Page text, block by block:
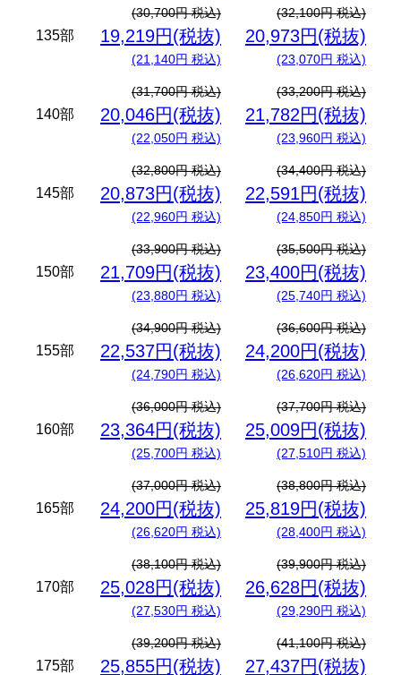
135部
(30,700円 税込)
19,219円(税抜)
(21,140円 税込)
(32,100円 税込)
20,973円(税抜)
(23,070円 税込)
140部
(31,700円 税込)
20,046円(税抜)
(22,050円 税込)
(33,200円 税込)
21,782円(税抜)
(23,960円 税込)
145部
(32,800円 税込)
20,873円(税抜)
(22,960円 税込)
(34,400円 税込)
22,591円(税抜)
(24,850円 税込)
150部
(33,900円 税込)
21,709円(税抜)
(23,880円 税込)
(35,500円 税込)
23,400円(税抜)
(25,740円 税込)
155部
(34,900円 税込)
22,537円(税抜)
(24,790円 税込)
(36,600円 税込)
24,200円(税抜)
(26,620円 税込)
160部
(36,000円 税込)
23,364円(税抜)
(25,700円 税込)
(37,700円 税込)
25,009円(税抜)
(27,510円 税込)
165部
(37,000円 税込)
24,200円(税抜)
(26,620円 税込)
(38,800円 税込)
25,819円(税抜)
(28,400円 税込)
170部
(38,100円 税込)
25,028円(税抜)
(27,530円 税込)
(39,900円 税込)
26,628円(税抜)
(29,290円 税込)
175部
(39,200円 税込)
25,855円(税抜)
(41,100円 税込)
27,437円(税抜)